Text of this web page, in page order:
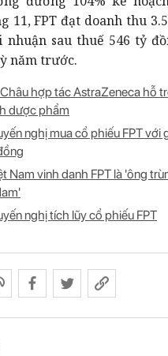
11, FPT đạt doanh thu
nhuận sau thuế 546 tỷ
năm trước.
hợp tác AstraZeneca hỗ
dược phẩm
nghị mua cổ phiếu FPT với
Nam vinh danh FPT là 'ông
nghị tích lũy cổ phiếu FPT